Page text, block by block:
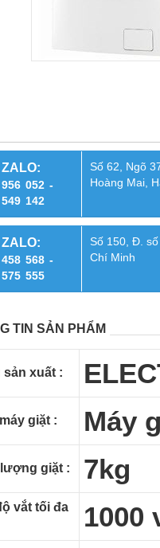
052 -
142
Số 62, Ngõ
Hoàng Mai,
568 -
555
Số 150, Đ.
Chí Minh
TIN SẢN PHẨM
sản xuất :
giặt : Máy
giặt : 7kg
vắt tối đa
1000